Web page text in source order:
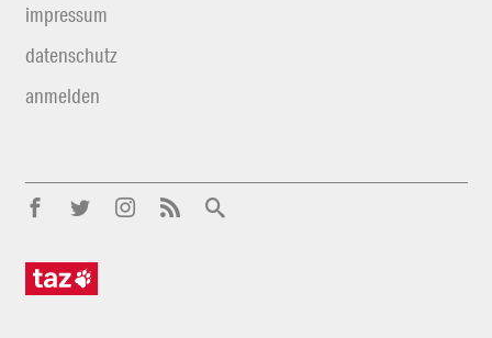
impressum
datenschutz
anmelden